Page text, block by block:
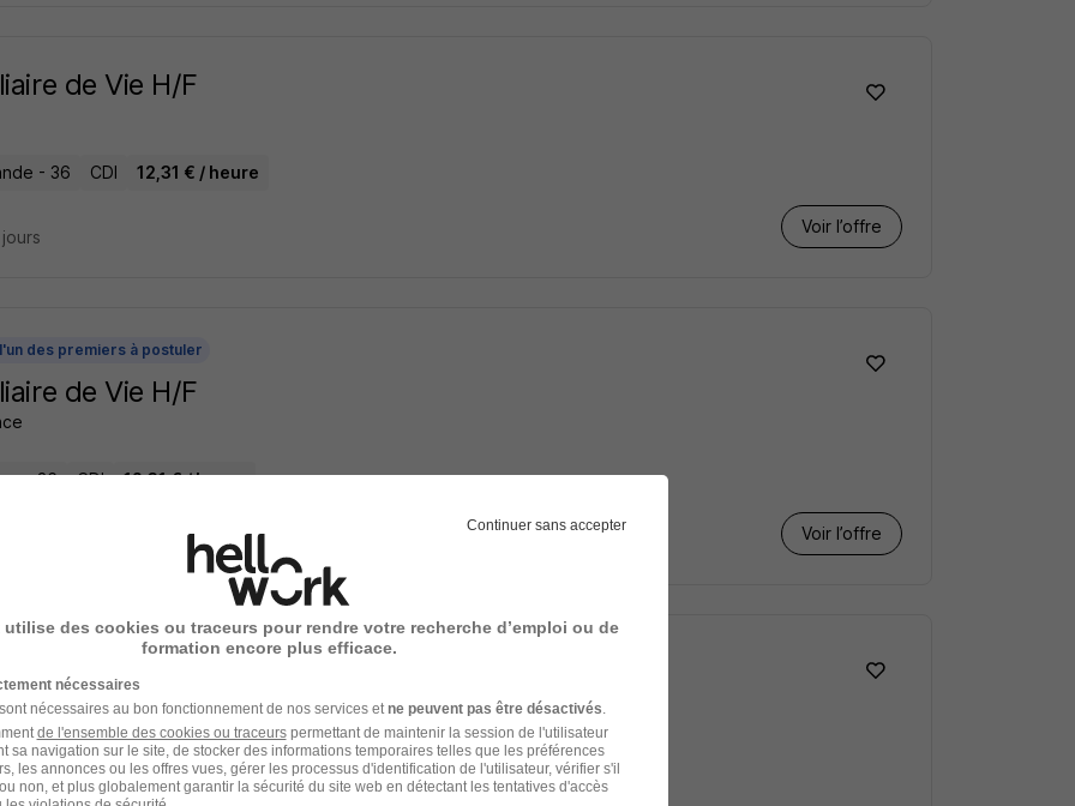
de Vie H/F
- 36 CDI 12,31 € / heure
Voir l’offre
des premiers à postuler
de Vie H/F
- 36 CDI 12,31 € / heure
Voir l’offre
l'un des premiers à postuler
de Vie H/F
36 CDI 12,31 € / heure
Continuer sans accepter
utilise des cookies ou traceurs pour rendre votre recherche d’emploi ou de
formation encore plus efficace.
nécessaires
nécessaires au bon fonctionnement de nos services et ne peuvent pas être désactivés
de l'ensemble des cookies ou traceurspermettant de maintenir la session de l'utilisateur
sa navigation sur le site, de stocker des informations temporaires telles que les préférences
les annonces ou les offres vues, gérer les processus d'identification de l'utilisateur, vérifier s'il
non, et plus globalement garantir la sécurité du site web en détectant les tentatives d'accès